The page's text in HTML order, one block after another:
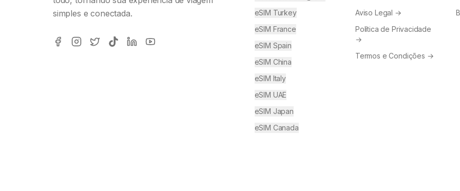
simples e conectada.
eSIM Turkey
eSIM France
eSIM Spain
eSIM China
eSIM Italy
eSIM UAE
eSIM Japan
eSIM Canada
Aviso Legal →
Política de Privacidade
→
Termos e Condições →